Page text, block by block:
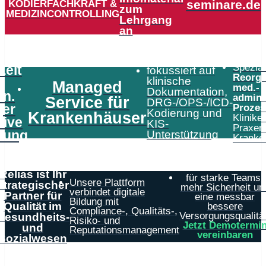
KODIERFACHKRAFT &
MEDIZINCONTROLLINGzum
Lehrgang
an
seminare.de
Managed
Service für
Krankenhäuser
fokussiert auf
klinische
Dokumentation,
DRG-/OPS-/ICD-
Kodierung und
KIS-
Unterstützung
med.-
ist Ihr
Partner für
Qualität im
und
Unsere Plattform
verbindet digitale
Bildung mit
Compliance-, Qualitäts-,
Risiko- und
Reputationsmanagement
für starke Teams,
mehr Sicherheit
eine messbar
bessere
Jetzt
vereinbaren